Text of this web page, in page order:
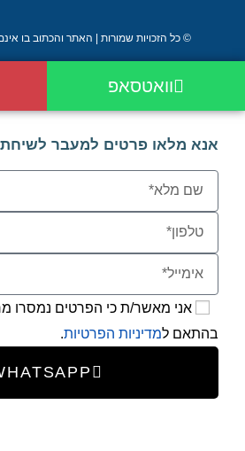
© כל הזכויות שמורות | האתר והכתוב בו
וואטסאפ
אנא מלאו פרטים למעבר לשיחת
אני מאשר/ת כי הפרטים נמסרו
בהתאם למדיניות הפרטיות.